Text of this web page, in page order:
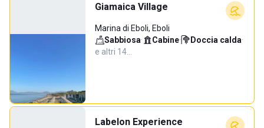
Giamaica Village
Marina di Eboli, Eboli
Sabbiosa· Cabine· Doccia calda·
e altri 14…
Labelon Experience